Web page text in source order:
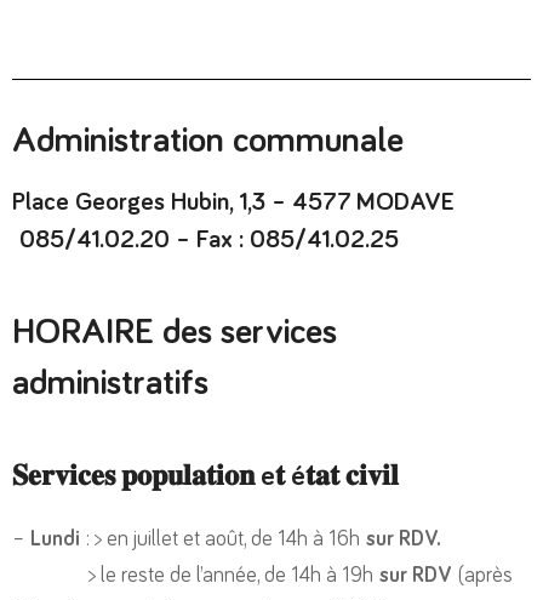
Administration communale
Place Georges Hubin, 1,3 – 4577 MODAVE
085/41.02.20 – Fax : 085/41.02.25
HORAIRE des services
administratifs
𝐒𝐞𝐫𝐯𝐢𝐜𝐞𝐬 𝐩𝐨𝐩𝐮𝐥𝐚𝐭𝐢𝐨𝐧 e𝐭 é𝐭𝐚𝐭 𝐜𝐢𝐯𝐢𝐥
– Lundi : > en juillet et août, de 14h à 16h sur RDV.
> le reste de l’année, de 14h à 19h sur RDV (après